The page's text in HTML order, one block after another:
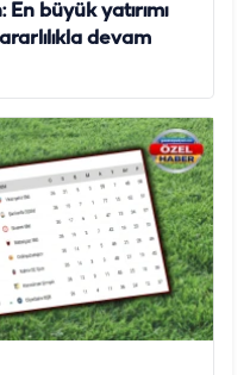
büyük yatırımı
devam